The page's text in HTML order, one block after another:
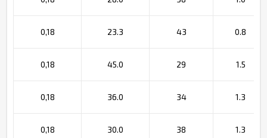
0,18 23.3 43 0.8
0,18 45.0 29 1.5
0,18 36.0 34 1.3
0,18 30.0 38 1.3